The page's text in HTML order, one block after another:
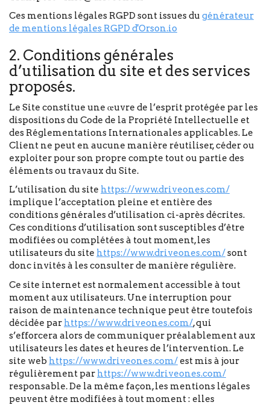
Ces mentions légales RGPD sont issues du générateur
de mentions légales RGPD d'Orson.io
2. Conditions générales
d’utilisation du site et des services
proposés.
Le Site constitue une œuvre de l’esprit protégée par les
dispositions du Code de la Propriété Intellectuelle et
des Réglementations Internationales applicables. Le
Client ne peut en aucune manière réutiliser, céder ou
exploiter pour son propre compte tout ou partie des
éléments ou travaux du Site.
L’utilisation du site https://www.driveones.com/
implique l’acceptation pleine et entière des
conditions générales d’utilisation ci-après décrites.
Ces conditions d’utilisation sont susceptibles d’être
modifiées ou complétées à tout moment, les
utilisateurs du site https://www.driveones.com/sont
donc invités à les consulter de manière régulière.
Ce site internet est normalement accessible à tout
moment aux utilisateurs. Une interruption pour
raison de maintenance technique peut être toutefois
décidée par https://www.driveones.com/, qui
s’efforcera alors de communiquer préalablement aux
utilisateurs les dates et heures de l’intervention. Le
site web https://www.driveones.com/ est mis à jour
régulièrement par https://www.driveones.com/
responsable. De la même façon, les mentions légales
peuvent être modifiées à tout moment : elles